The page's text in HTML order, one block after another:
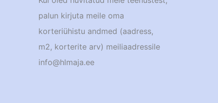
palun kirjuta meile oma
korteriühistu andmed (aadress,
m2, korterite arv) meiliaadressile
info@hlmaja.ee